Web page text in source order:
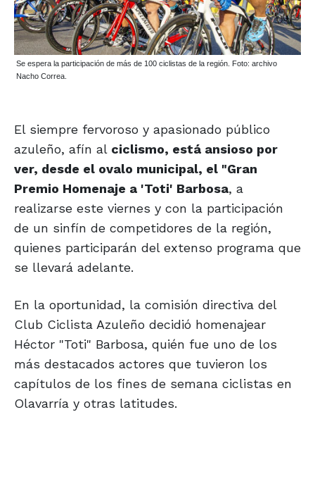
Se espera la participación de más de 100 ciclistas de la región. Foto: archivo
Nacho Correa.
El siempre fervoroso y apasionado público
azuleño, afín al ciclismo, está ansioso por
ver, desde el ovalo municipal, el "Gran
Premio Homenaje a 'Toti' Barbosa, a
realizarse este viernes y con la participación
de un sinfín de competidores de la región,
quienes participarán del extenso programa que
se llevará adelante.
En la oportunidad, la comisión directiva del
Club Ciclista Azuleño decidió homenajear
Héctor "Toti" Barbosa, quién fue uno de los
más destacados actores que tuvieron los
capítulos de los fines de semana ciclistas en
Olavarría y otras latitudes.